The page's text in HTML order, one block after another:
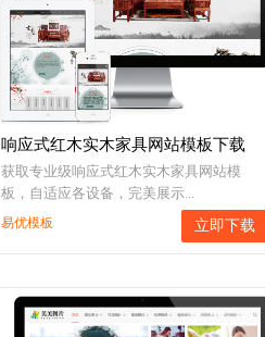
响应式红木实木家具网站模板下载
获取专业级响应式红木实木家具网站模
板，自适应各设备，完美展示...
易优模板 立即下载